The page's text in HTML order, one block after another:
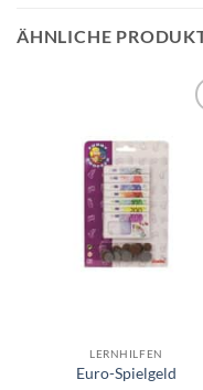
ÄHNLICHE
LERNHILFEN
Euro-Spielgeld